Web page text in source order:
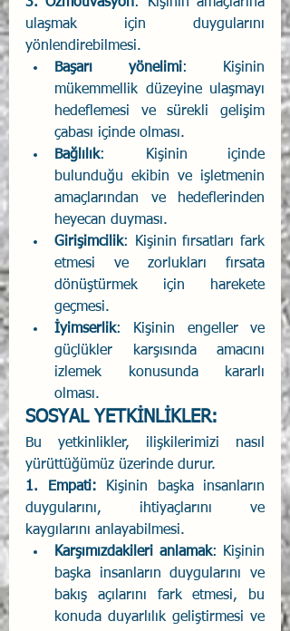
ulaşmak için duygularını
yönlendirebilmesi.
Başarı yönelimi: Kişinin
mükemmellik düzeyine ulaşmayı
hedeflemesi ve sürekli gelişim
çabası içinde olması.
Bağlılık: Kişinin içinde
bulunduğu ekibin ve işletmenin
amaçlarından ve hedeflerinden
heyecan duyması.
Girişimcilik: Kişinin fırsatları fark
etmesi ve zorlukları fırsata
dönüştürmek için harekete
geçmesi.
İyimserlik: Kişinin engeller ve
güçlükler karşısında amacını
izlemek konusunda kararlı
olması.
SOSYAL YETKİNLİKLER:
Bu yetkinlikler, ilişkilerimizi nasıl
yürüttüğümüz üzerinde durur.
1. Empati: Kişinin başka insanların
duygularını, ihtiyaçlarını ve
kaygılarını anlayabilmesi.
Karşımızdakileri anlamak: Kişinin
başka insanların duygularını ve
bakış açılarını fark etmesi, bu
konuda duyarlılık geliştirmesi ve